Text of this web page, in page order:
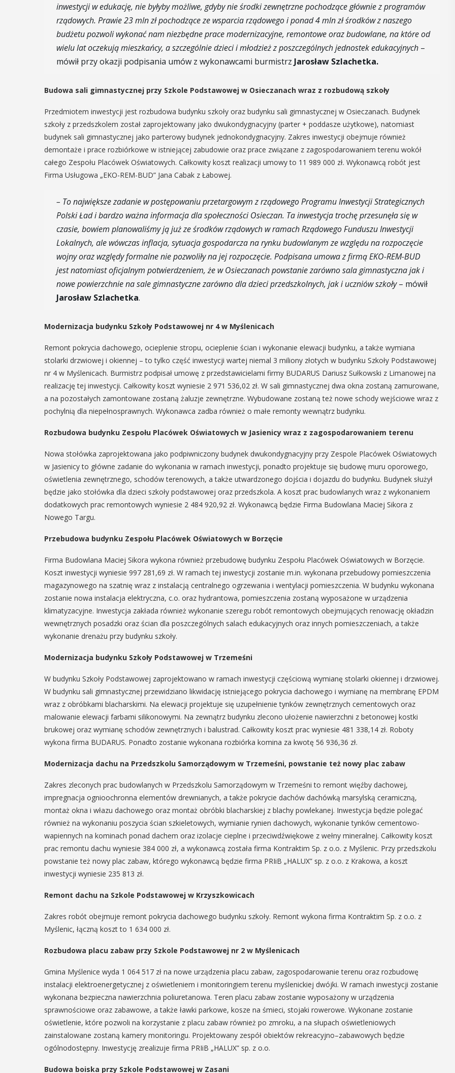
inwestycji w edukację, nie byłyby możliwe, gdyby nie środki zewnętrzne pochodzące głównie z programów
rządowych. Prawie 23 mln zł pochodzące ze wsparcia rządowego i ponad 4 mln zł środków z naszego
budżetu pozwoli wykonać nam niezbędne prace modernizacyjne, remontowe oraz budowlane, na które od
wielu lat oczekują mieszkańcy, a szczególnie dzieci i młodzież z poszczególnych jednostek edukacyjnych –
mówił przy okazji podpisania umów z wykonawcami burmistrz Jarosław Szlachetka.
Budowa sali gimnastycznej przy Szkole Podstawowej w Osieczanach wraz z rozbudową szkoły
Przedmiotem inwestycji jest rozbudowa budynku szkoły oraz budynku sali gimnastycznej w Osieczanach. Budynek
szkoły z przedszkolem został zaprojektowany jako dwukondygnacyjny (parter + poddasze użytkowe), natomiast
budynek sali gimnastycznej jako parterowy budynek jednokondygnacyjny. Zakres inwestycji obejmuje również
demontaże i prace rozbiórkowe w istniejącej zabudowie oraz prace związane z zagospodarowaniem terenu wokół
całego Zespołu Placówek Oświatowych. Całkowity koszt realizacji umowy to 11 989 000 zł. Wykonawcą robót jest
Firma Usługowa „EKO-REM-BUD” Jana Cabak z Łabowej.
– To największe zadanie w postępowaniu przetargowym z rządowego Programu Inwestycji Strategicznych
Polski Ład i bardzo ważna informacja dla społeczności Osieczan. Ta inwestycja trochę przesunęła się w
czasie, bowiem planowaliśmy ją już ze środków rządowych w ramach Rządowego Funduszu Inwestycji
Lokalnych, ale wówczas inflacja, sytuacja gospodarcza na rynku budowlanym ze względu na rozpoczęcie
wojny oraz względy formalne nie pozwoliły na jej rozpoczęcie. Podpisana umowa z firmą EKO-REM-BUD
jest natomiast oficjalnym potwierdzeniem, że w Osieczanach powstanie zarówno sala gimnastyczna jak i
nowe powierzchnie na sale gimnastyczne zarówno dla dzieci przedszkolnych, jak i uczniów szkoły– mówił
Jarosław Szlachetka.
Modernizacja budynku Szkoły Podstawowej nr 4 w Myślenicach
Remont pokrycia dachowego, ocieplenie stropu, ocieplenie ścian i wykonanie elewacji budynku, a także wymiana
stolarki drzwiowej i okiennej – to tylko część inwestycji wartej niemal 3 miliony złotych w budynku Szkoły Podstawowej
nr 4 w Myślenicach. Burmistrz podpisał umowę z przedstawicielami firmy BUDARUS Dariusz Sułkowski z Limanowej na
realizację tej inwestycji. Całkowity koszt wyniesie 2 971 536,02 zł. W sali gimnastycznej dwa okna zostaną zamurowane,
a na pozostałych zamontowane zostaną żaluzje zewnętrzne. Wybudowane zostaną też nowe schody wejściowe wraz z
pochylnią dla niepełnosprawnych. Wykonawca zadba również o małe remonty wewnątrz budynku.
Rozbudowa budynku Zespołu Placówek Oświatowych w Jasienicy wraz z zagospodarowaniem terenu
Nowa stołówka zaprojektowana jako podpiwniczony budynek dwukondygnacyjny przy Zespole Placówek Oświatowych
w Jasienicy to główne zadanie do wykonania w ramach inwestycji, ponadto projektuje się budowę muru oporowego,
oświetlenia zewnętrznego, schodów terenowych, a także utwardzonego dojścia i dojazdu do budynku. Budynek służył
będzie jako stołówka dla dzieci szkoły podstawowej oraz przedszkola. A koszt prac budowlanych wraz z wykonaniem
dodatkowych prac remontowych wyniesie 2 484 920,92 zł. Wykonawcą będzie Firma Budowlana Maciej Sikora z
Nowego Targu.
Przebudowa budynku Zespołu Placówek Oświatowych w Borzęcie
Firma Budowlana Maciej Sikora wykona również przebudowę budynku Zespołu Placówek Oświatowych w Borzęcie.
Koszt inwestycji wyniesie 997 281,69 zł. W ramach tej inwestycji zostanie m.in. wykonana przebudowy pomieszczenia
magazynowego na szatnię wraz z instalacją centralnego ogrzewania i wentylacji pomieszczenia. W budynku wykonana
zostanie nowa instalacja elektryczna, c.o. oraz hydrantowa, pomieszczenia zostaną wyposażone w urządzenia
klimatyzacyjne. Inwestycja zakłada również wykonanie szeregu robót remontowych obejmujących renowację okładzin
wewnętrznych posadzki oraz ścian dla poszczególnych salach edukacyjnych oraz innych pomieszczeniach, a także
wykonanie drenażu przy budynku szkoły.
Modernizacja budynku Szkoły Podstawowej w Trzemeśni
W budynku Szkoły Podstawowej zaprojektowano w ramach inwestycji częściową wymianę stolarki okiennej i drzwiowej.
W budynku sali gimnastycznej przewidziano likwidację istniejącego pokrycia dachowego i wymianę na membranę EPDM
wraz z obróbkami blacharskimi. Na elewacji projektuje się uzupełnienie tynków zewnętrznych cementowych oraz
malowanie elewacji farbami silikonowymi. Na zewnątrz budynku zlecono ułożenie nawierzchni z betonowej kostki
brukowej oraz wymianę schodów zewnętrznych i balustrad. Całkowity koszt prac wyniesie 481 338,14 zł. Roboty
wykona firma BUDARUS. Ponadto zostanie wykonana rozbiórka komina za kwotę 56 936,36 zł.
Modernizacja dachu na Przedszkolu Samorządowym w Trzemeśni, powstanie też nowy plac zabaw
Zakres zleconych prac budowlanych w Przedszkolu Samorządowym w Trzemeśni to remont więźby dachowej,
impregnacja ognioochronna elementów drewnianych, a także pokrycie dachów dachówką marsylską ceramiczną,
montaż okna i włazu dachowego oraz montaż obróbki blacharskiej z blachy powlekanej. Inwestycja będzie polegać
również na wykonaniu poszycia ścian szkieletowych, wymianie rynien dachowych, wykonanie tynków cementowo-
wapiennych na kominach ponad dachem oraz izolacje cieplne i przeciwdźwiękowe z wełny mineralnej. Całkowity koszt
prac remontu dachu wyniesie 384 000 zł, a wykonawcą została firma Kontraktim Sp. z o.o. z Myślenic. Przy przedszkolu
powstanie też nowy plac zabaw, którego wykonawcą będzie firma PRIiB „HALUX” sp. z o.o. z Krakowa, a koszt
inwestycji wyniesie 235 813 zł.
Remont dachu na Szkole Podstawowej w Krzyszkowicach
Zakres robót obejmuje remont pokrycia dachowego budynku szkoły. Remont wykona firma Kontraktim Sp. z o.o. z
Myślenic, łączną koszt to 1 634 000 zł.
Rozbudowa placu zabaw przy Szkole Podstawowej nr 2 w Myślenicach
Gmina Myślenice wyda 1 064 517 zł na nowe urządzenia placu zabaw, zagospodarowanie terenu oraz rozbudowę
instalacji elektroenergetycznej z oświetleniem i monitoringiem terenu myślenickiej dwójki. W ramach inwestycji zostanie
wykonana bezpieczna nawierzchnia poliuretanowa. Teren placu zabaw zostanie wyposażony w urządzenia
sprawnościowe oraz zabawowe, a także ławki parkowe, kosze na śmieci, stojaki rowerowe. Wykonane zostanie
oświetlenie, które pozwoli na korzystanie z placu zabaw również po zmroku, a na słupach oświetleniowych
zainstalowane zostaną kamery monitoringu. Projektowany zespół obiektów rekreacyjno–zabawowych będzie
ogólnodostępny. Inwestycję zrealizuje firma PRIiB „HALUX” sp. z o.o.
Budowa boiska przy Szkole Podstawowej w Zasani
i
w Myślenicach odbędzie się
edycja Turnieju Myślimira.
organizowane przez
Niepodległości w Myślenicach
się na ...
POKAŻ SZCZEGÓŁY
Spotkanie
Seniorów w
Jaworniku
Podczas majowego spotkania seniorzy
przygotować się na nadchodzące lato,
wykonane własnoręcznie. Uuczestnicy
będą proszeni o przyniesienie
słoiczków ...
POKAŻ SZCZEGÓŁY
Noc Muzeów 2026
W piątek 15 maja w Muzeum
Niepodległości w Myślenicach
Między godz. 17 a 23 na przybyłych
POKAŻ SZCZEGÓŁY